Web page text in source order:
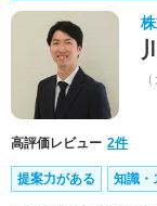
高評価レビュー 2件
提案力がある 知識・